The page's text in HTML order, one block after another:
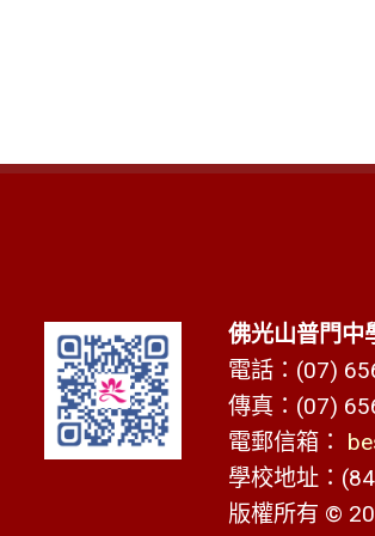
佛光山普門中
電話：(07)
傳真：(07)
電郵信箱：
學校地址：
版權所有 ©